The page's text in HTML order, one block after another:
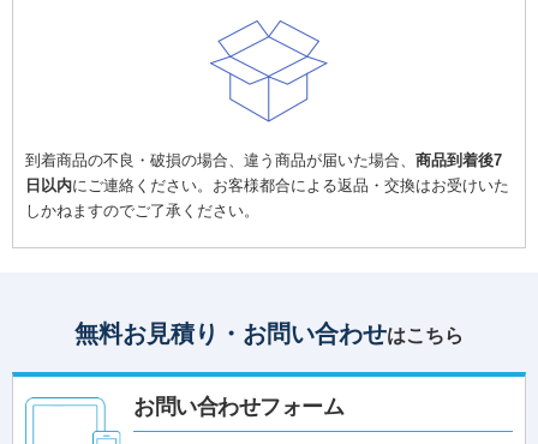
到着商品の不良・破損の場合、違う商品が届いた場合、 商品到着後7
日以内にご連絡ください。お客様都合による返品・交換はお受けいた
しかねますのでご了承ください。
無料お見積り・お問い合わせはこちら
お問い合わせフォーム